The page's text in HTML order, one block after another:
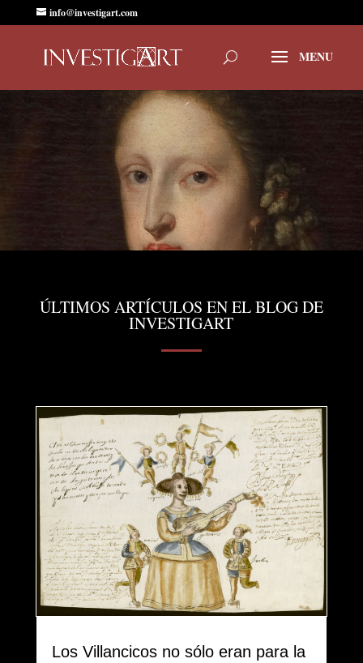
info@investigart.com
ÚLTIMOS ARTÍCULOS EN EL BLOG DE
INVESTIGART
Los Villancicos no sólo eran para la